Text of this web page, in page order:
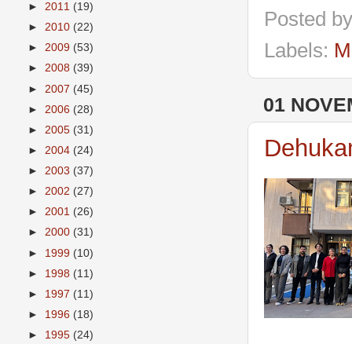
Posted
Labels:
01
► 2011 (19)
► 2010 (22)
► 2009 (53)
► 2008 (39)
► 2007 (45)
► 2006 (28)
► 2005 (31)
► 2004 (24)
► 2003 (37)
► 2002 (27)
► 2001 (26)
► 2000 (31)
► 1999 (10)
► 1998 (11)
► 1997 (11)
► 1996 (18)
► 1995 (24)